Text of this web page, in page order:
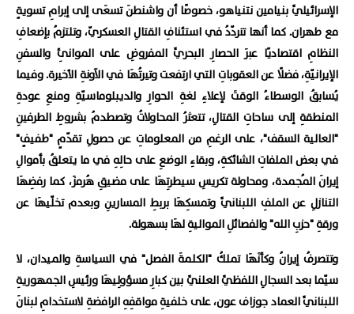
الإسرائيليِّ بنيامين نتنياهو، خصوصًا أن واشنطنَ تسعَى إلى إبرامِ تسويةٍ
مع طهران. كما أنها تتردّدُ في استئنافِ القتالِ العسكريّ، وتلتزمُ بإضعافِ
النظامِ اقتصاديًا عبرَ الحصارِ البحريِّ المفروضِ على الموانئِ والسفنِ
الإيرانيّةِ، فضلًا عن العقوباتِ التي ارتفعت وتيرتُهَا في الآونةِ الأخيرة. وفيما
يُسابقُ الوسطاءُ الوقتَ لإعلاءِ لغةِ الحوارِ والديبلوماسيّةِ ومنعِ عودةِ
المنطقةِ إلى ساحاتِ القتالِ، تتعثرُ المحاولاتُ وتصطدمُ بشروطِ الطرفينِ
"العالية السقف"، على الرغمِ من المعلوماتِ عن حصولِ تقدّمٍ "طفيفٍ"
في بعض الملفاتِ الشائكةِ، وبقاءِ الوضعِ على حالِهِ في ما يتعلقُ بأموالِ
إيرانَ المُجمدة، ومحاولة تكريسِ سيطرتِهَا على مضيقِ هُرمزَ، كما رفضِهَا
التنازلِ عن الملفِ اللبنانيِّ وتمسكِهَا بربطِ المسارينِ وبعدم تخلّيهَا عن
ورقةِ "حزبِ الله" والفصائلِ المواليةِ لهَا بسهولة.
وتتصرفُ إيرانُ وكأنَهَا تملكُ "الكلمةَ الفصل" في السياسةِ والميدان، لا
سيّما بعد السجالِ اللفظيِّ العلنيِّ بين كبارِ مسؤولِيهَا ورئيسِ الجمهوريةِ
اللبنانيِّ العماد جوزاف عون، على خلفيةِ مواقفِهِ الرافضةِ لاستخدامِ لبنانَ